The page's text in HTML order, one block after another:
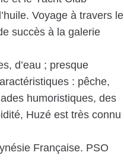
Voyage à travers le
succès à la galerie
d’eau ; presque
: pêche,
humoristiques, des
Huzé est très connu
Française. PSO